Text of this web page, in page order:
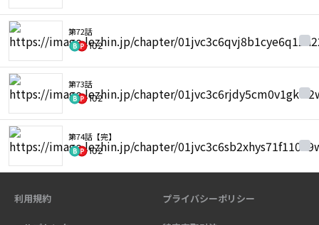
第72話
102
第73話
102
第74話【完】
102
利用規約 プライバシーポリシー